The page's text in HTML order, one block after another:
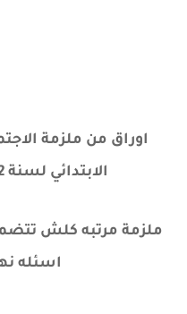
اوراق من ملزمة
الابتدائي لسنة 2022 ولكل السنوات
ملزمة مرتبه كلش
اسئله